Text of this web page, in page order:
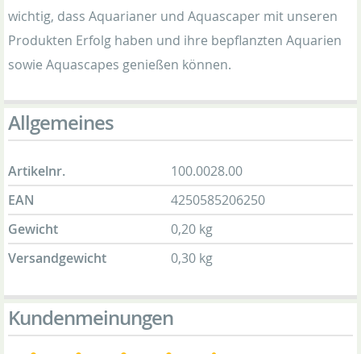
wichtig, dass Aquarianer und Aquascaper mit unseren
Produkten Erfolg haben und ihre bepflanzten Aquarien
sowie Aquascapes genießen können.
Allgemeines
Artikelnr.
100.0028.00
EAN
4250585206250
Gewicht
0,20 kg
Versandgewicht
0,30 kg
Kundenmeinungen